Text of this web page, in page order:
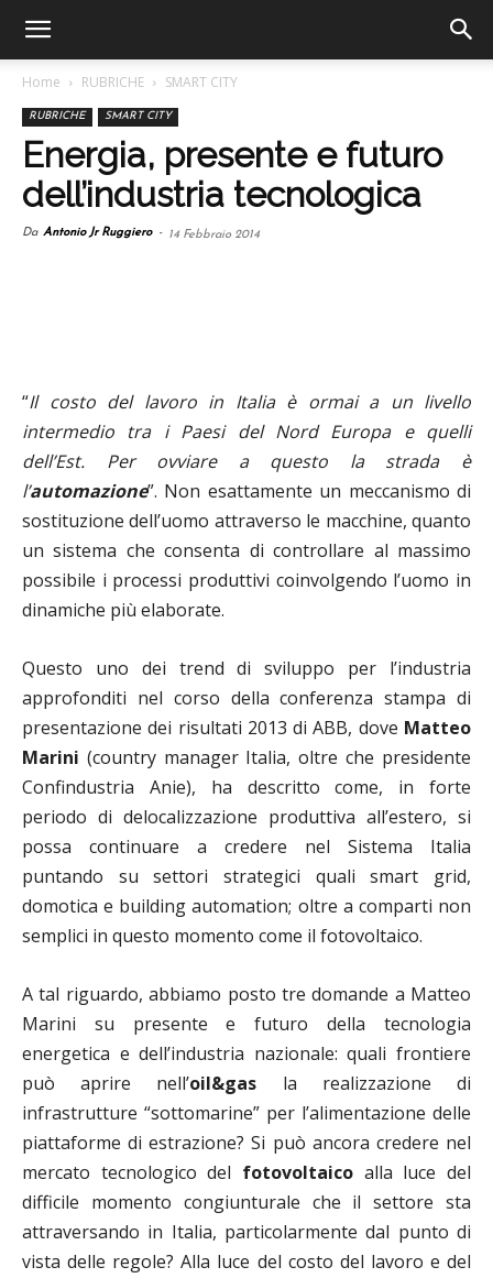
Home RUBRICHE SMART CITY
RUBRICHE SMART CITY
Energia, presente e futuro
dell’industria tecnologica
Da Antonio Jr Ruggiero - 14 Febbraio 2014
“Il costo del lavoro in Italia è ormai a un livello
intermedio tra i Paesi del Nord Europa e quelli
dell’Est. Per ovviare a questo la strada è
l’automazione”. Non esattamente un meccanismo di
sostituzione dell’uomo attraverso le macchine, quanto
un sistema che consenta di controllare al massimo
possibile i processi produttivi coinvolgendo l’uomo in
dinamiche più elaborate.
Questo uno dei trend di sviluppo per l’industria
approfonditi nel corso della conferenza stampa di
presentazione dei risultati 2013 di ABB, dove Matteo
Marini (country manager Italia, oltre che presidente
Confindustria Anie), ha descritto come, in forte
periodo di delocalizzazione produttiva all’estero, si
possa continuare a credere nel Sistema Italia
puntando su settori strategici quali smart grid,
domotica e building automation; oltre a comparti non
semplici in questo momento come il fotovoltaico.
A tal riguardo, abbiamo posto tre domande a Matteo
Marini su presente e futuro della tecnologia
energetica e dell’industria nazionale: quali frontiere
può aprire nell’oil&gas la realizzazione di
infrastrutture “sottomarine” per l’alimentazione delle
piattaforme di estrazione? Si può ancora credere nel
mercato tecnologico del fotovoltaico alla luce del
difficile momento congiunturale che il settore sta
attraversando in Italia, particolarmente dal punto di
vista delle regole? Alla luce del costo del lavoro e del